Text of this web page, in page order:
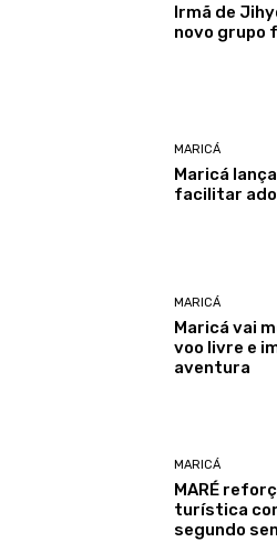
Irmã de
novo grupo
MARICÁ
Maricá
facilitar
MARICÁ
Maricá vai
voo livre e
aventura
MARICÁ
MARÉ
turística
segundo